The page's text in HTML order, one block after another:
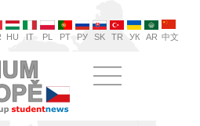
HU IT PL PT РУ SK TR УК AR 中文